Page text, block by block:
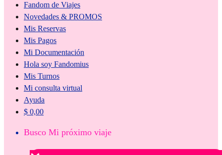
Fandom de Viajes
Novedades & PROMOS
Mis Reservas
Mis Pagos
Mi Documentación
Hola soy Fandomius
Mis Turnos
Mi consulta virtual
Ayuda
$ 0,00
Busco Mi próximo viaje